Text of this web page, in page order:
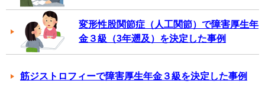
変形性股関節症（人工関節）で障害厚生年
金３級（3年遡及）を決定した事例
筋ジストロフィーで障害厚生年金３級を決定した事例